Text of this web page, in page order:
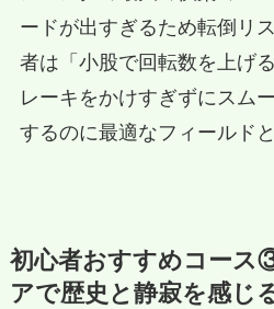
ードが出すぎるため転倒リ
者は「小股で回転数を上げ
レーキをかけすぎずにスム
するのに最適なフィールド
初心者おすすめコース
アで歴史と静寂を感じ